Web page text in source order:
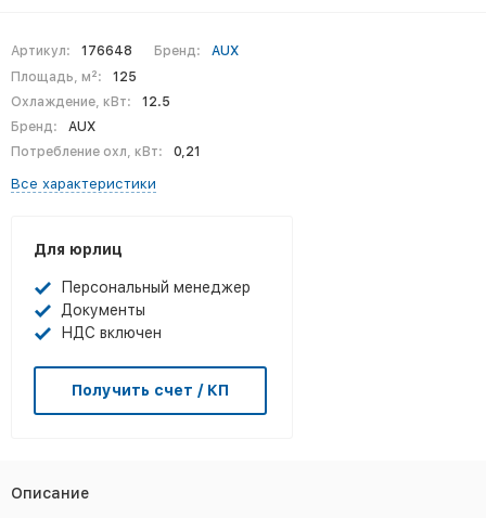
Артикул: 176648 Бренд:
AUX
Площадь, м²:
125
Охлаждение, кВт:
12.5
Бренд:
AUX
Потребление охл, кВт:
0,21
Все характеристики
Для юрлиц
Персональный менеджер
Документы
НДС включен
Получить счет / КП
Описание